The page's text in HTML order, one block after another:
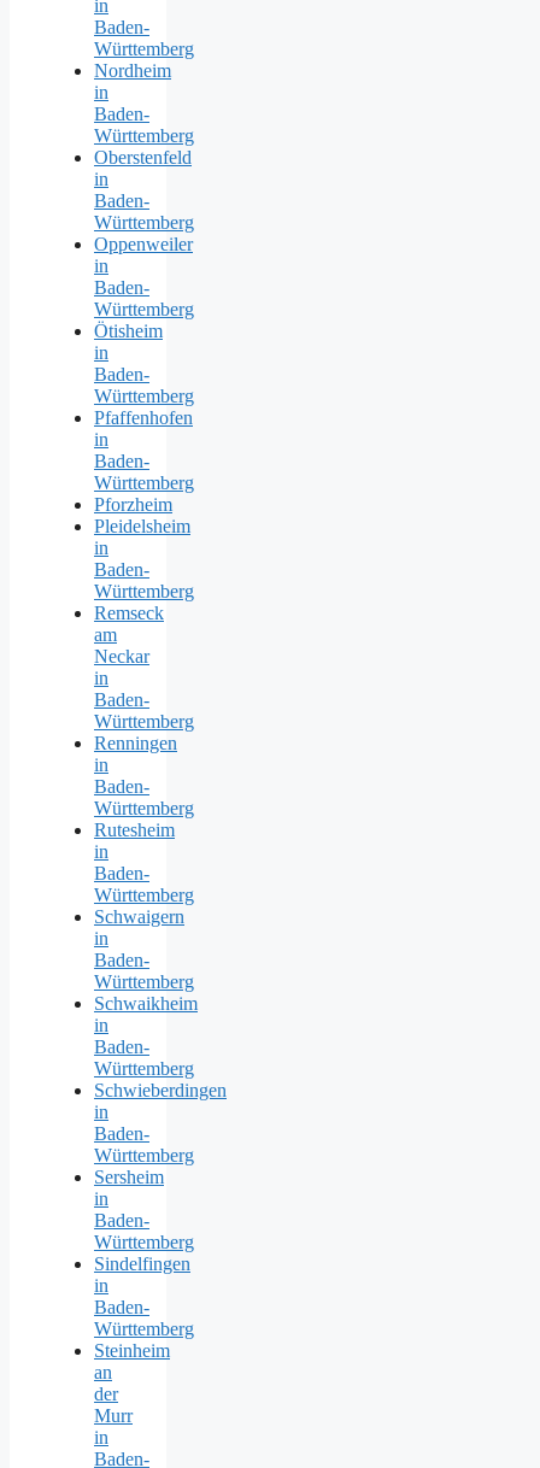
in
Baden-
Württemberg
Nordheim
in
Baden-
Württemberg
Oberstenfeld
in
Baden-
Württemberg
Oppenweiler
in
Baden-
Württemberg
Ötisheim
in
Baden-
Württemberg
Pfaffenhofen
in
Baden-
Württemberg
Pforzheim
Pleidelsheim
in
Baden-
Württemberg
Remseck
am
Neckar
in
Baden-
Württemberg
Renningen
in
Baden-
Württemberg
Rutesheim
in
Baden-
Württemberg
Schwaigern
in
Baden-
Württemberg
Schwaikheim
in
Baden-
Württemberg
Schwieberdingen
in
Baden-
Württemberg
Sersheim
in
Baden-
Württemberg
Sindelfingen
in
Baden-
Württemberg
Steinheim
an
der
Murr
in
Baden-